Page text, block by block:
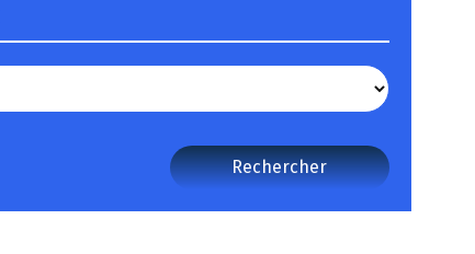
Rechercher